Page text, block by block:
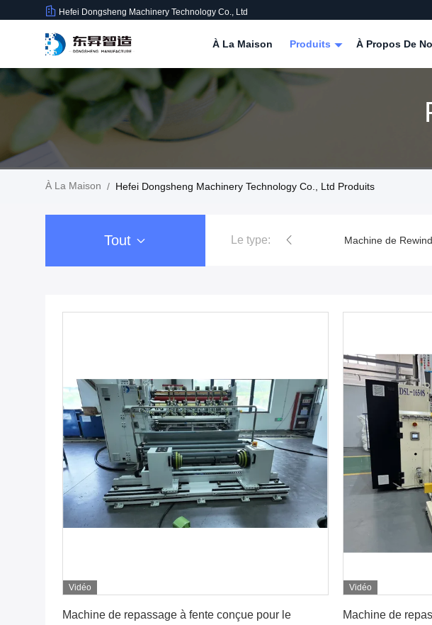
Hefei Dongsheng Machinery Technology Co., Ltd
À La Maison Produits À Propos De
À La Maison / Hefei Dongsheng Machinery Technology Co., Ltd Produits
Tout Le type:
Machine de Rewinder de film Machine de
Vidéo
Machine de repassage à fente conçue pour le
Vidéo
Machine de